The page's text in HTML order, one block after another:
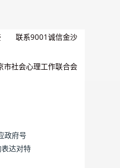
联系9001诚信金沙
市社会心理工作联合会
政府号
达对特